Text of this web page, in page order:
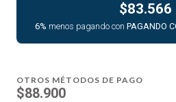
$83.566
6% menos pagando con PAGANDO
OTROS MÉTODOS DE PAGO
$88.900